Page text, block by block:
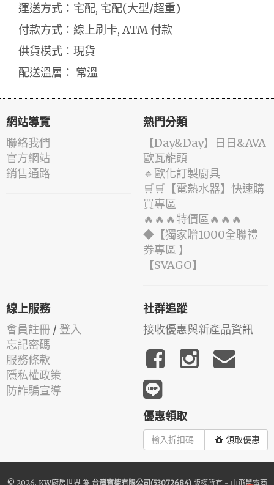
運送方式：宅配, 宅配(大型/超重)
付款方式：線上刷卡, ATM 付款
供貨模式：現貨
配送溫層： 常溫
網站導覽
聯絡我們
官方網站
銷售通路
熱門分類
️【Day&Day】️日日&AVA
歐瓦龍頭
🔹歐化訂製廚具
🛒🛒【電熱水器】快速購
買專區
🔥🔥🔥特價區🔥🔥🔥
◆【獨家贈1000全聯禮
券專區 】
️【SVAGO】️
線上服務
會員註冊 / 登入
忘記密碼
服務條款
隱私權政策
防詐騙宣導
社群追蹤
接收優惠與新產品資訊
優惠領取
領取優惠
© 2026. KW廚房世界為 台灣寶櫥有限公司(53072684)版權所有 - 由飛鼠電商